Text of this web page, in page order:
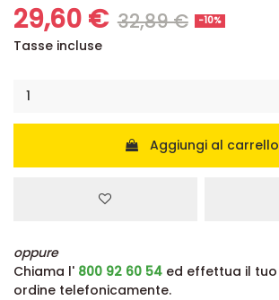
29,60 € 32,89 € -10%
Tasse incluse
Aggiungi al carrello
oppure
Chiama l' 800 92 60 54 ed effettua il tuo
ordine telefonicamente.